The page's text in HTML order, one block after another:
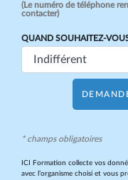
(Le numéro de téléphone
contacter)
QUAND SOUHAITEZ-
* champs obligatoires
ICI Formation collecte vos
avec l’organisme choisi et vous